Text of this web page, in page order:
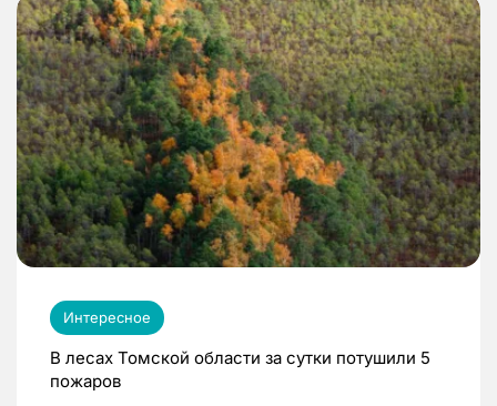
Интересное
В лесах Томской области за сутки потушили 5
пожаров